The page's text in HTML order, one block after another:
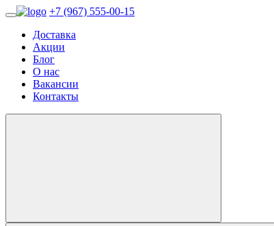
+7 (967) 555-00-15
Доставка
Акции
Блог
О нас
Вакансии
Контакты